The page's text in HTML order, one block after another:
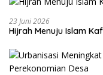
23 Juni 2026
Hijrah Menuju Islam